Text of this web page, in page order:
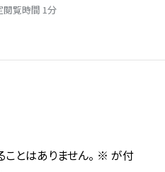
閲覧時間 1分
とはありません。 ※ が付